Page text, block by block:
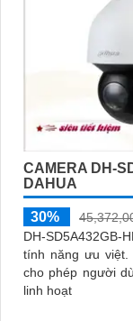
CAMERA DH-
DAHUA
30%
DH-SD5A432GB-
tính năng ưu việt. Thiết bị này có khả năng xoay và zoom,
cho phép người
linh hoạt